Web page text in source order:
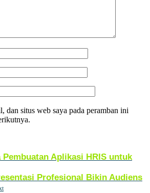
dan situs web saya pada peramban ini
Pembuatan Aplikasi HRIS untuk
Profesional Bikin Audiens